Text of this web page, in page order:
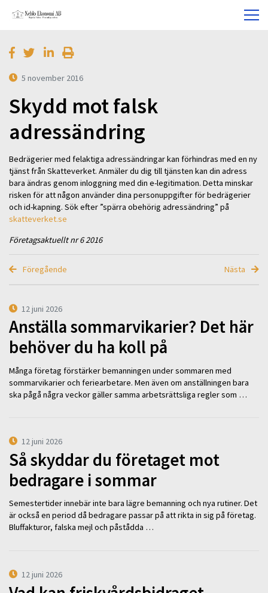
5 november 2016
Skydd mot falsk
adressändring
Bedrägerier med felaktiga adressändringar kan förhindras med en ny
tjänst från Skatteverket. Anmäler du dig till tjänsten kan din adress
bara ändras genom inloggning med din e-legitimation. Detta minskar
risken för att någon använder dina personuppgifter för bedrägerier
och id-kapning. Sök efter ”spärra obehörig adressändring” på
skatteverket.se
Företagsaktuellt nr 6 2016
Föregående Nästa
12 juni 2026
Anställa sommarvikarier? Det här
behöver du ha koll på
Många företag förstärker bemanningen under sommaren med
sommarvikarier och feriearbetare. Men även om anställningen bara
ska pågå några veckor gäller samma arbetsrättsliga regler som …
12 juni 2026
Så skyddar du företaget mot
bedragare i sommar
Semestertider innebär inte bara lägre bemanning och nya rutiner. Det
är också en period då bedragare passar på att rikta in sig på företag.
Bluffakturor, falska mejl och påstådda …
12 juni 2026